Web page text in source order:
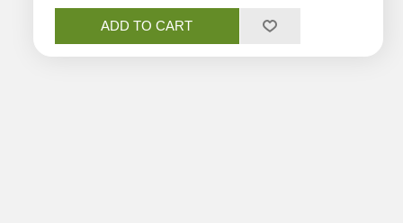
ADD TO CART